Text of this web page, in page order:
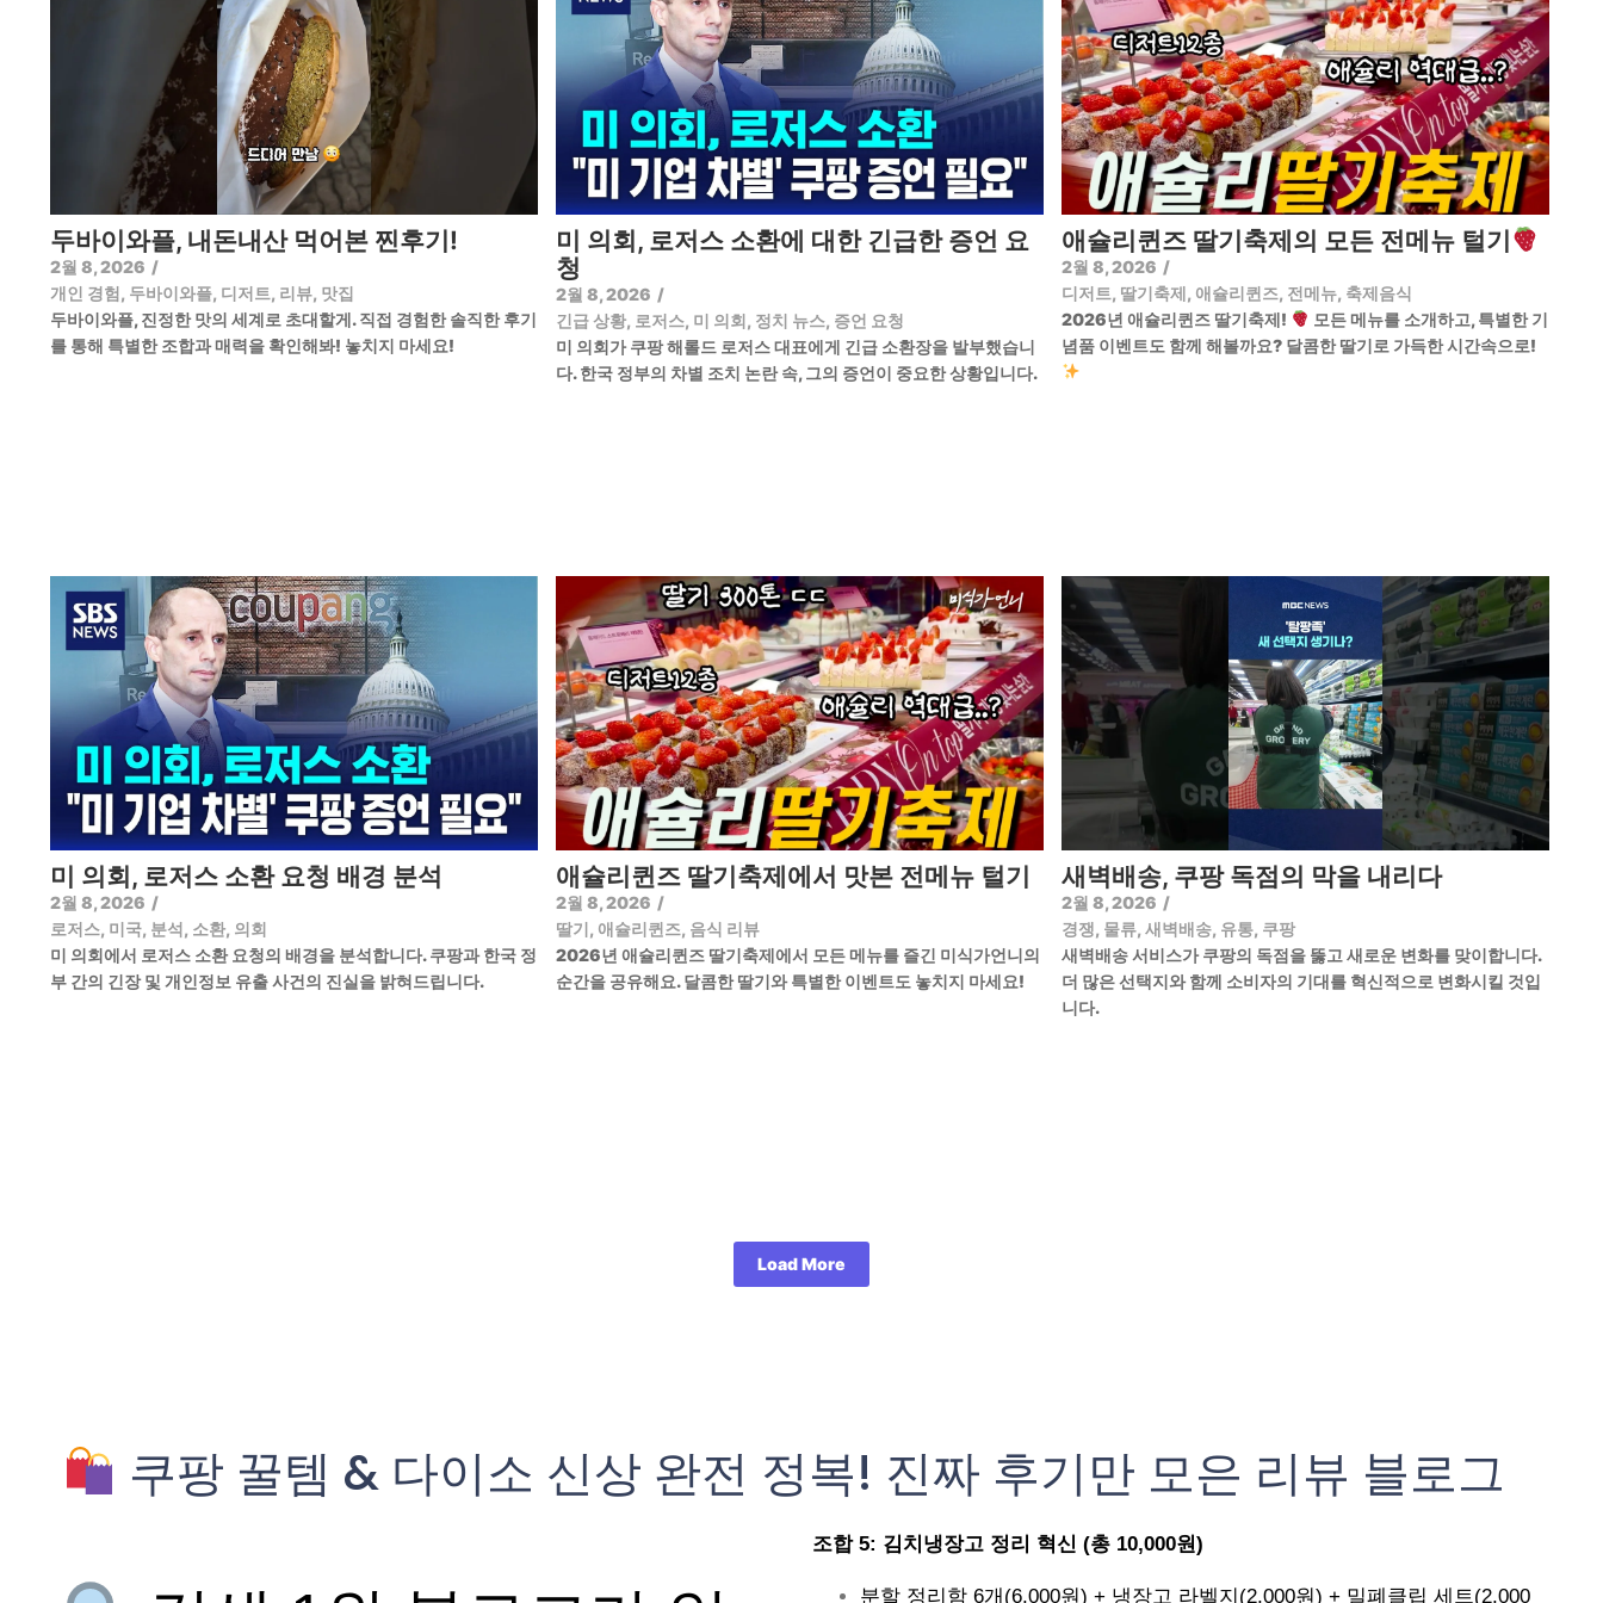
두바이와플, 내돈내산 먹어본 찐후기!
2월 8, 2026 /
개인 경험, 두바이와플, 디저트, 리뷰, 맛집
두바이와플, 진정한 맛의 세계로 초대할게. 직접 경험한 솔직한 후기
를 통해 특별한 조합과 매력을 확인해봐! 놓치지 마세요!
미 의회, 로저스 소환에 대한 긴급한 증언 요
청
2월 8, 2026 /
긴급 상황, 로저스, 미 의회, 정치 뉴스, 증언 요청
미 의회가 쿠팡 해롤드 로저스 대표에게 긴급 소환장을 발부했습니
다. 한국 정부의 차별 조치 논란 속, 그의 증언이 중요한 상황입니다.
애슐리퀸즈 딸기축제의 모든 전메뉴 털기
2월 8, 2026 /
디저트, 딸기축제, 애슐리퀸즈, 전메뉴, 축제음식
2026년 애슐리퀸즈 딸기축제!
모든 메뉴를 소개하고, 특별한 기
념품 이벤트도 함께 해볼까요? 달콤한 딸기로 가득한 시간속으로!
미 의회, 로저스 소환 요청 배경 분석
2월 8, 2026 /
로저스, 미국, 분석, 소환, 의회
미 의회에서 로저스 소환 요청의 배경을 분석합니다. 쿠팡과 한국 정
부 간의 긴장 및 개인정보 유출 사건의 진실을 밝혀드립니다.
애슐리퀸즈 딸기축제에서 맛본 전메뉴 털기
2월 8, 2026 /
딸기, 애슐리퀸즈, 음식 리뷰
2026년 애슐리퀸즈 딸기축제에서 모든 메뉴를 즐긴 미식가언니의
순간을 공유해요. 달콤한 딸기와 특별한 이벤트도 놓치지 마세요!
새벽배송, 쿠팡 독점의 막을 내리다
2월 8, 2026 /
경쟁, 물류, 새벽배송, 유통, 쿠팡
새벽배송 서비스가 쿠팡의 독점을 뚫고 새로운 변화를 맞이합니다.
더 많은 선택지와 함께 소비자의 기대를 혁신적으로 변화시킬 것입
니다.
Load More
쿠팡 꿀템 & 다이소 신상 완전 정복! 진짜 후기만 모은 리뷰 블로그
조합 5: 김치냉장고 정리 혁신 (총 10,000원)
분할 정리함 6개(6,000원) + 냉장고 라벨지(2,000원) + 밀폐클립 세트(2,000